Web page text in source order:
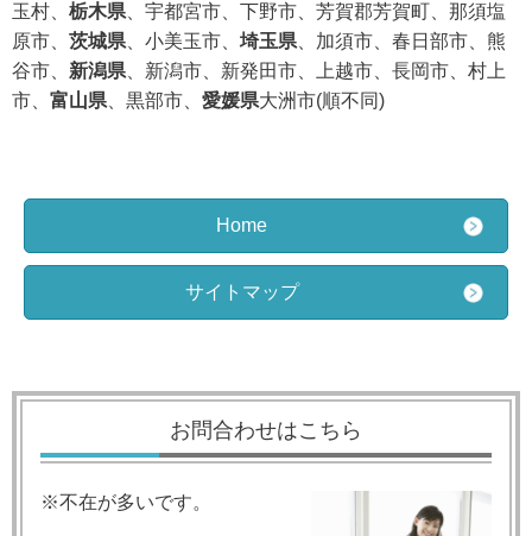
玉村、 栃木県、宇都宮市、下野市、芳賀郡芳賀町、那須塩
原市、 茨城県、小美玉市、 埼玉県、加須市、春日部市、熊
谷市、 新潟県、新潟市、新発田市、上越市、長岡市、村上
市、 富山県、黒部市、 愛媛県大洲市(順不同)
Home
サイトマップ
お問合わせはこちら
※不在が多いです。